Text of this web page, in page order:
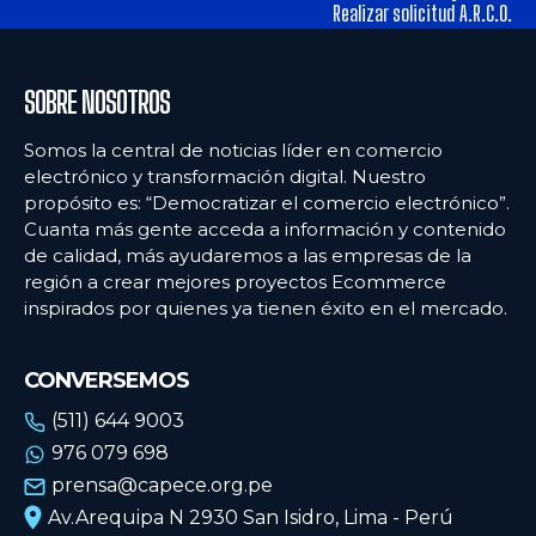
Ecommercenews
PERÚ
ARGENTINA
BOLIVIA
CHILE
ECUADOR
MÉXICO
URUGUAY
VENEZUELA
Ecommercenews
PERÚ
ARGENTINA
BOLIVIA
CHILE
ECUADOR
MÉXICO
URUGUAY
VENEZUELA
Realizar solicitud A.R.C.O.
SOBRE NOSOTROS
Somos la central de noticias líder en comercio
electrónico y transformación digital. Nuestro
propósito es: “Democratizar el comercio electrónico”.
Cuanta más gente acceda a información y contenido
de calidad, más ayudaremos a las empresas de la
región a crear mejores proyectos Ecommerce
inspirados por quienes ya tienen éxito en el mercado.
CONVERSEMOS
(511) 644 9003
976 079 698
prensa@capece.org.pe
Av.Arequipa N 2930 San Isidro, Lima - Perú